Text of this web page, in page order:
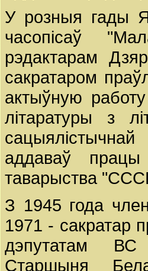
У розныя гады
часопісаў
рэдактарам
сакратаром
актыўную
літаратуры з
аддаваў
таварыства
З 1945 года
1971 - сакратар
дэпутатам
Старшыня